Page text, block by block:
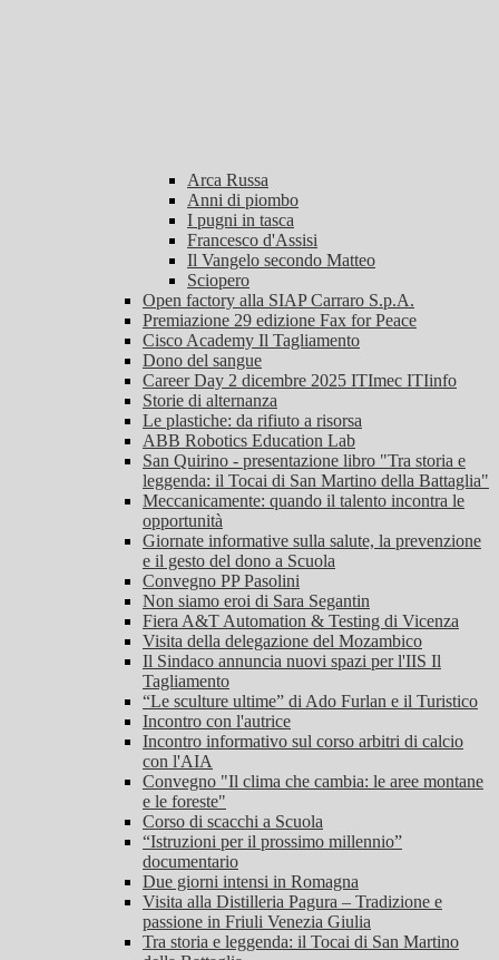
Arca Russa
Anni di piombo
I pugni in tasca
Francesco d'Assisi
Il Vangelo secondo Matteo
Sciopero
Open factory alla SIAP Carraro S.p.A.
Premiazione 29 edizione Fax for Peace
Cisco Academy Il Tagliamento
Dono del sangue
Career Day 2 dicembre 2025 ITImec ITIinfo
Storie di alternanza
Le plastiche: da rifiuto a risorsa
ABB Robotics Education Lab
San Quirino - presentazione libro "Tra storia e
leggenda: il Tocai di San Martino della Battaglia"
Meccanicamente: quando il talento incontra le
opportunità
Giornate informative sulla salute, la prevenzione
e il gesto del dono a Scuola
Convegno PP Pasolini
Non siamo eroi di Sara Segantin
Fiera A&T Automation & Testing di Vicenza
Visita della delegazione del Mozambico
Il Sindaco annuncia nuovi spazi per l'IIS Il
Tagliamento
“Le sculture ultime” di Ado Furlan e il Turistico
Incontro con l'autrice
Incontro informativo sul corso arbitri di calcio
con l'AIA
Convegno "Il clima che cambia: le aree montane
e le foreste"
Corso di scacchi a Scuola
“Istruzioni per il prossimo millennio”
documentario
Due giorni intensi in Romagna
Visita alla Distilleria Pagura – Tradizione e
passione in Friuli Venezia Giulia
Tra storia e leggenda: il Tocai di San Martino